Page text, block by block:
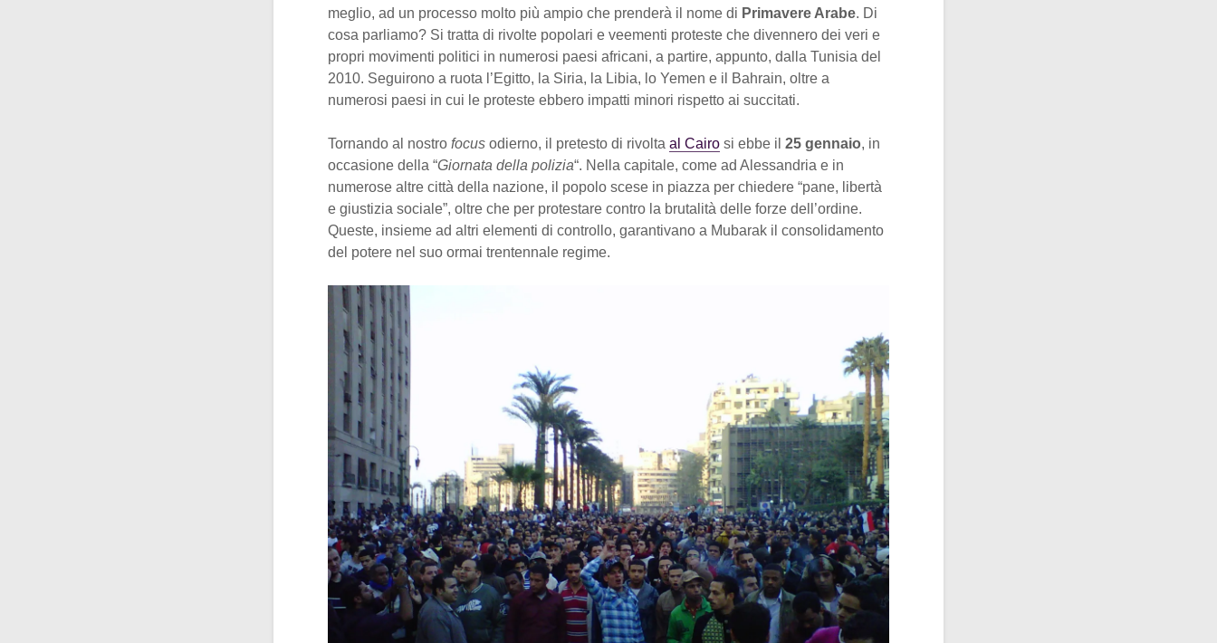
meglio, ad un processo molto più ampio che prenderà il nome di Primavere Arabe. Di
cosa parliamo? Si tratta di rivolte popolari e veementi proteste che divennero dei veri e
propri movimenti politici in numerosi paesi africani, a partire, appunto, dalla Tunisia del
2010. Seguirono a ruota l’Egitto, la Siria, la Libia, lo Yemen e il Bahrain, oltre a
numerosi paesi in cui le proteste ebbero impatti minori rispetto ai succitati.
Tornando al nostro focus odierno, il pretesto di rivolta al Cairo si ebbe il 25 gennaio, in
occasione della “Giornata della polizia“. Nella capitale, come ad Alessandria e in
numerose altre città della nazione, il popolo scese in piazza per chiedere “pane, libertà
e giustizia sociale”, oltre che per protestare contro la brutalità delle forze dell’ordine.
Queste, insieme ad altri elementi di controllo, garantivano a Mubarak il consolidamento
del potere nel suo ormai trentennale regime.